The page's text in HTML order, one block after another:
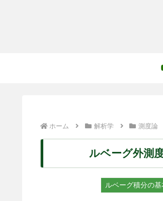
ホーム 解析学 測度論
ルベーグ外測
ルベーグ積分の基